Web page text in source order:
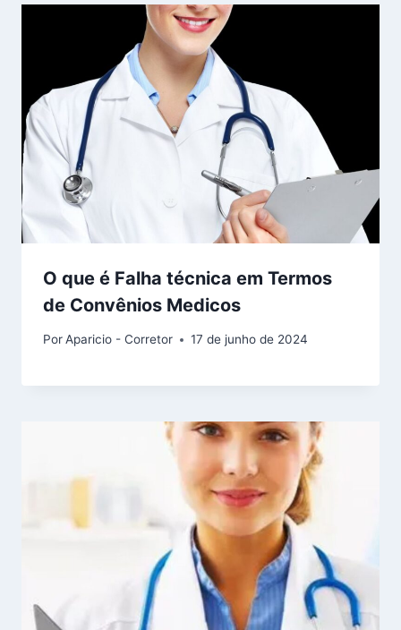
O que é Falha técnica em Termos
de Convênios Medicos
PorAparicio - Corretor 17 de junho de 2024